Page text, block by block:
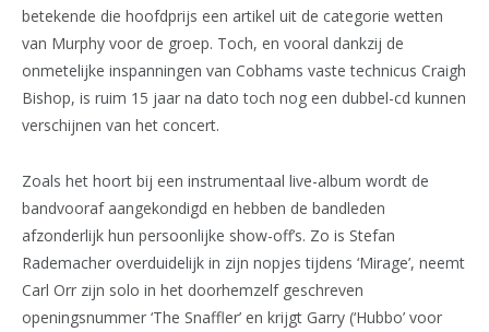
betekende die hoofdprijs een artikel uit de categorie wetten
van Murphy voor de groep. Toch, en vooral dankzij de
onmetelijke inspanningen van Cobhams vaste technicus Craigh
Bishop, is ruim 15 jaar na dato toch nog een dubbel-cd kunnen
verschijnen van het concert.
Zoals het hoort bij een instrumentaal live-album wordt de
bandvooraf aangekondigd en hebben de bandleden
afzonderlijk hun persoonlijke show-off’s. Zo is Stefan
Rademacher overduidelijk in zijn nopjes tijdens ‘Mirage’, neemt
Carl Orr zijn solo in het doorhemzelf geschreven
openingsnummer ‘The Snaffler’ en krijgt Garry (‘Hubbo’ voor